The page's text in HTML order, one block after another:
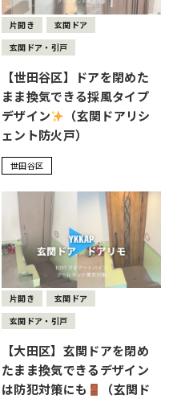
片開き
玄関ドア
玄関ドア・引戸
【世田谷区】ドアを閉めた
まま換気できる採風タイプ
デザイン
（玄関ドアリシ
ェント防火戸）
世田谷区
片開き
玄関ドア
玄関ドア・引戸
【大田区】玄関ドアを閉め
たまま換気できるデザイン
は防犯対策にも
（玄関ド